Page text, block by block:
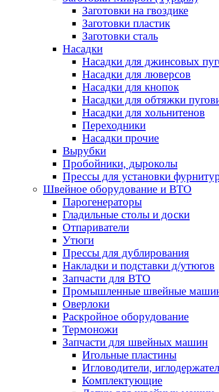
Заготовки на гвоздике
Заготовки пластик
Заготовки сталь
Насадки
Насадки для джинсовых
Насадки для люверсов
Насадки для кнопок
Насадки для обтяжки
Насадки для хольнитенов
Переходники
Насадки прочие
Вырубки
Пробойники, дыроколы
Прессы для установки
Швейное оборудование и ВТО
Парогенераторы
Гладильные столы и доски
Отпариватели
Утюги
Прессы для дублирования
Накладки и подставки д/утюгов
Запчасти для ВТО
Промышленные швейные
Оверлоки
Раскройное оборудование
Термоножи
Запчасти для швейных машин
Игольные пластины
Игловодители,
Комплектующие